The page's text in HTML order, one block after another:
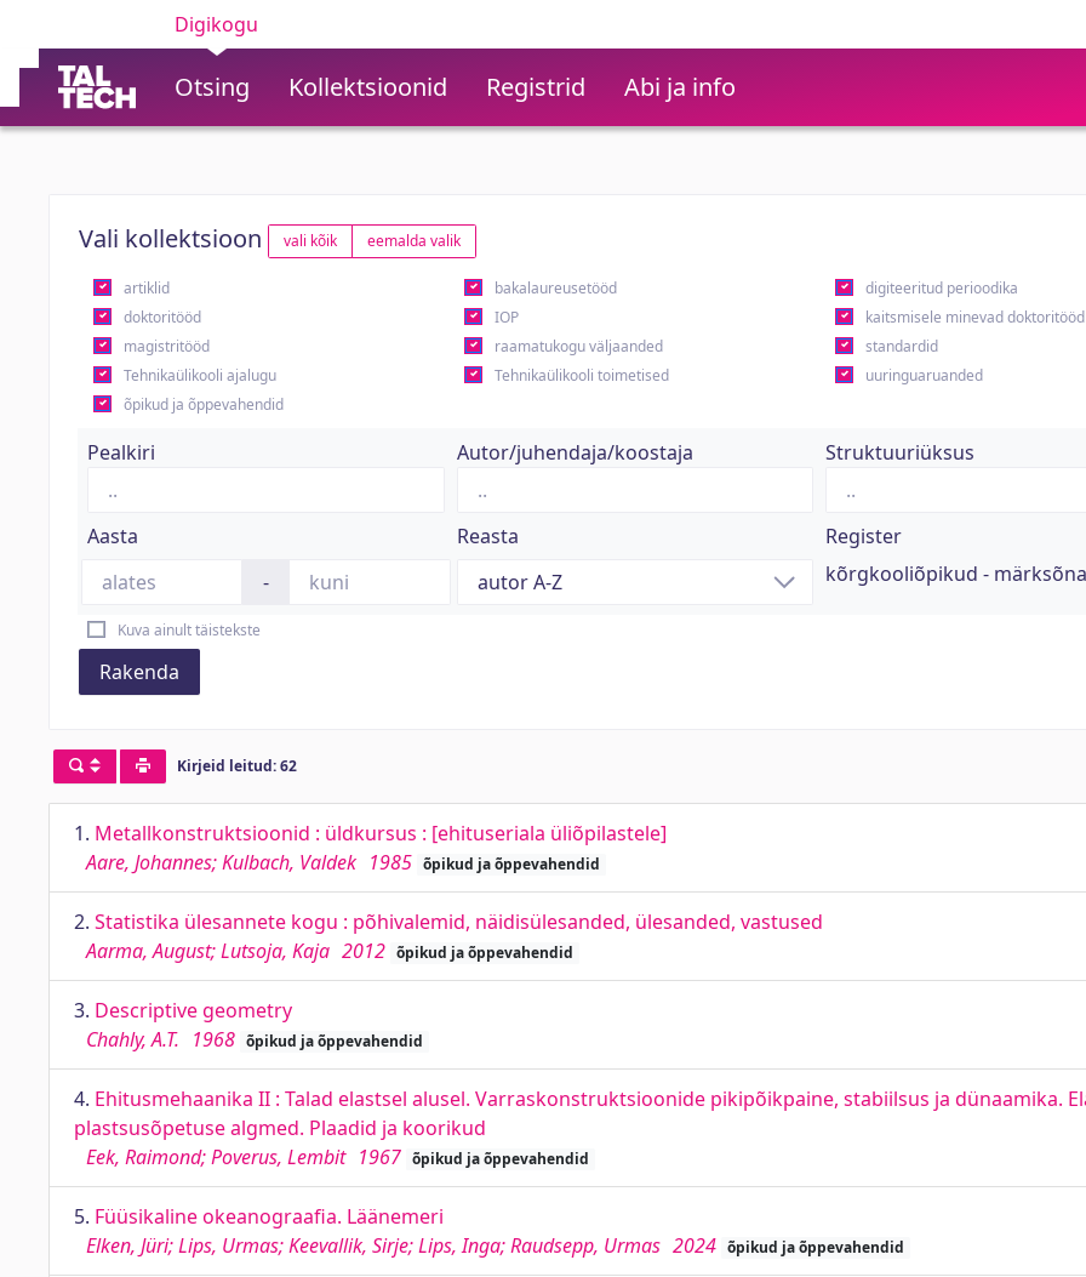
Digikogu
Otsing Kollektsioonid Registrid Abi ja info
Vali kollektsioon vali kõik eemalda valik
artiklid bakalaureusetööd
digiteeritud perioodika
doktoritööd
IOP
kaitsmisele minevad doktoritööd
magistritööd
raamatukogu väljaanded
standardid
Tehnikaülikooli ajalugu
Tehnikaülikooli toimetised
uuringuaruanded
õpikud ja õppevahendid
Pealkiri Autor/juhendaja/koostaja Struktuuriüksus
Aasta
-
Reasta
Register
kõrgkooliõpikud - märksõna
Kuva ainult täistekste
Rakenda
Kirjeid leitud: 62
1. Metallkonstruktsioonid : üldkursus : [ehituseriala üliõpilastele]
Aare, Johannes; Kulbach, Valdek 1985 õpikud ja õppevahendid
2. Statistika ülesannete kogu : põhivalemid, näidisülesanded, ülesanded, vastused
Aarma, August; Lutsoja, Kaja 2012 õpikud ja õppevahendid
3. Descriptive geometry
Chahly, A.T. 1968 õpikud ja õppevahendid
4. Ehitusmehaanika II : Talad elastsel alusel. Varraskonstruktsioonide pikipõikpaine, stabiilsus ja dünaamika.
plastsusõpetuse algmed. Plaadid ja koorikud
Eek, Raimond; Poverus, Lembit 1967 õpikud ja õppevahendid
5. Füüsikaline okeanograafia. Läänemeri
Elken, Jüri; Lips, Urmas; Keevallik, Sirje; Lips, Inga; Raudsepp, Urmas 2024 õpikud ja õppevahendid